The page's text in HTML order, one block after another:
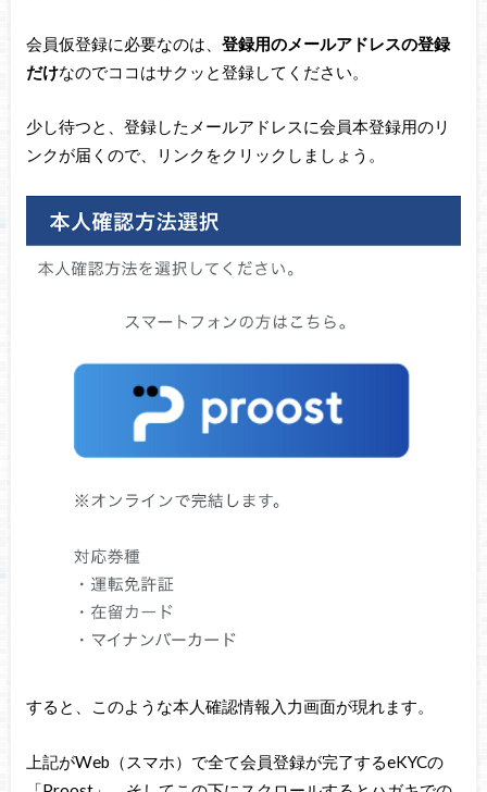
会員仮登録に必要なのは、 登録用のメールアドレスの登録
だけなのでココはサクッと登録してください。
少し待つと、登録したメールアドレスに会員本登録用のリ
ンクが届くので、リンクをクリックしましょう。
すると、このような本人確認情報入力画面が現れます。
上記がWeb（スマホ）で全て会員登録が完了するeKYCの